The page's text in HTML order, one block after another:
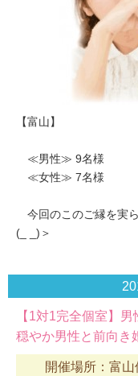
【富山】
≪男性≫ 9名様
≪女性≫ 7名様
今回のこのご縁を実
(_ _)＞
【1対1完全個室】
穏やか男性と前向き
開催場所：富